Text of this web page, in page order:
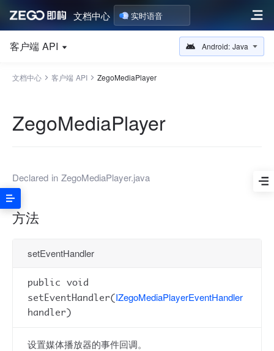
文档中心 实时语音
客户端 API Android: Java
文档中心 客户端 API ZegoMediaPlayer
ZegoMediaPlayer
Declared in ZegoMediaPlayer.java
方法
setEventHandler
public void
setEventHandler(IZegoMediaPlayerEventHandler
handler)
设置媒体播放器的事件回调。